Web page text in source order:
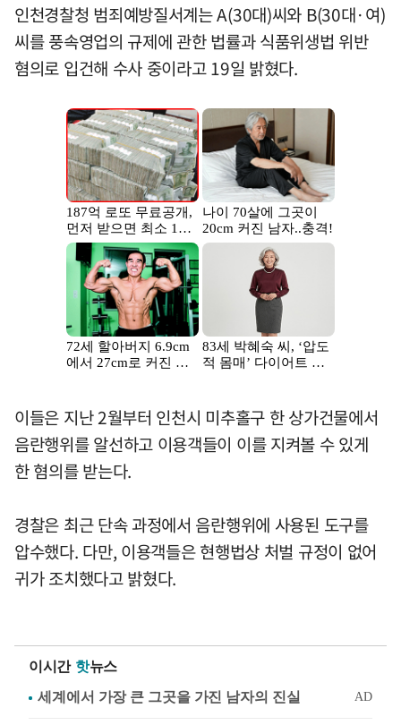
인천경찰청 범죄예방질서계는 A(30대)씨와 B(30대·여)
씨를 풍속영업의 규제에 관한 법률과 식품위생법 위반
혐의로 입건해 수사 중이라고 19일 밝혔다.
이들은 지난 2월부터 인천시 미추홀구 한 상가건물에서
음란행위를 알선하고 이용객들이 이를 지켜볼 수 있게
한 혐의를 받는다.
경찰은 최근 단속 과정에서 음란행위에 사용된 도구를
압수했다. 다만, 이용객들은 현행법상 처벌 규정이 없어
귀가 조치했다고 밝혔다.
이시간 핫뉴스